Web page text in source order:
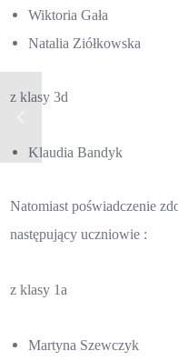
Wiktoria Gała
Natalia Ziółkowska
z klasy 3d
Klaudia Bandyk
Natomiast poświadczenie
następujący uczniowie :
z klasy 1a
Martyna Szewczyk